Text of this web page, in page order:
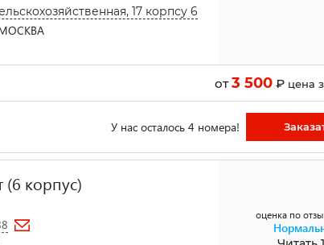
17 корпсу 6
МОСКВА
от3 500₽ цена
У нас осталось 4 номера!
(6 корпус)
оценка по